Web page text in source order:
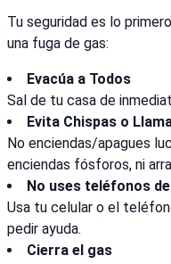
Tu seguridad es lo
una fuga de gas:
Evacúa a Todos
Sal de tu casa de
Evita Chispas o
No enciendas/apagues
enciendas fósforos, ni
No uses teléfonos
Usa tu celular o el
pedir ayuda.
Cierra el gas